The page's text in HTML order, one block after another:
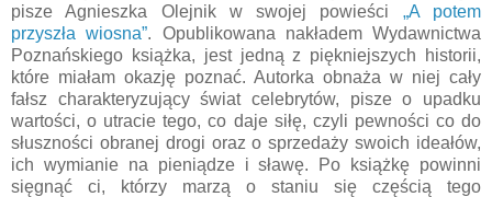
pisze Agnieszka Olejnik w swojej powieści „A potem
przyszła wiosna”. Opublikowana nakładem Wydawnictwa
Poznańskiego książka, jest jedną z piękniejszych historii,
które miałam okazję poznać. Autorka obnaża w niej cały
fałsz charakteryzujący świat celebrytów, pisze o upadku
wartości, o utracie tego, co daje siłę, czyli pewności co do
słuszności obranej drogi oraz o sprzedaży swoich ideałów,
ich wymianie na pieniądze i sławę. Po książkę powinni
sięgnąć ci, którzy marzą o staniu się częścią tego